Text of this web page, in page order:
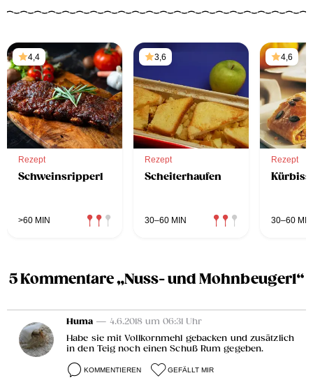
4,4
Rezept
Schweinsripperl
>60 MIN
3,6
Rezept
Scheiterhaufen
30–60 MIN
4,6
Rezept
30–60 MIN
5 Kommentare „Nuss- und Mohnbeugerl“
Huma — 4.6.2018 um 06:31 Uhr
Habe sie mit Vollkornmehl gebacken und zusätzlich
in den Teig noch einen Schuß Rum gegeben.
KOMMENTIEREN GEFÄLLT MIR